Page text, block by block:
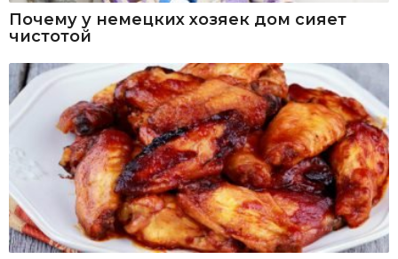
Почему у немецких хозяек дом сияет
чистотой